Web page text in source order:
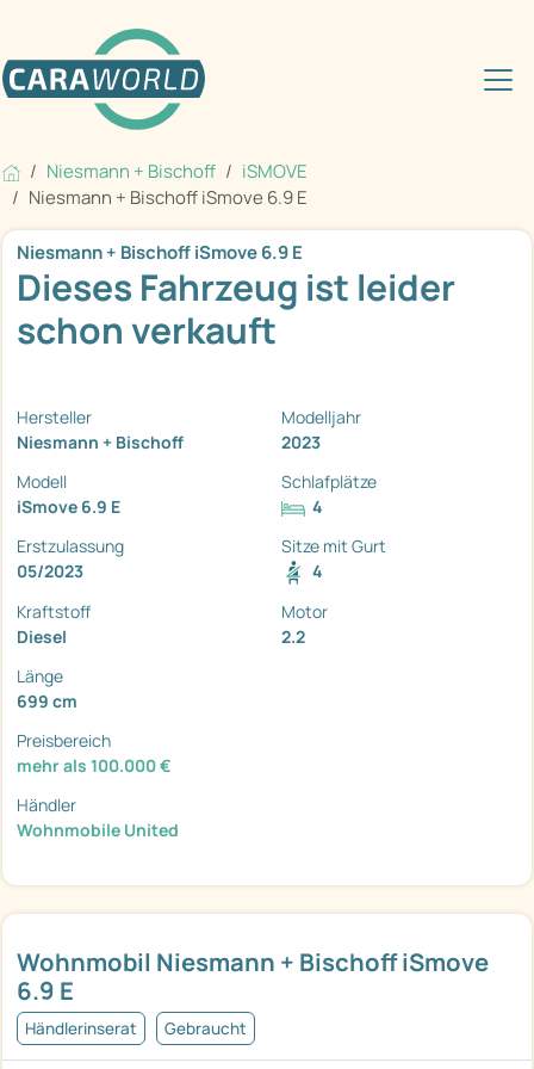
Niesmann + Bischoff
iSMOVE
Niesmann + Bischoff iSmove 6.9 E
Wohnmobil Niesmann + Bischoff iSmove
6.9 E
Händlerinserat Gebraucht
Niesmann + Bischoff iSmove 6.9 E
Dieses Fahrzeug ist leider
schon verkauft
Hersteller
Niesmann + Bischoff
Modelljahr
2023
Modell
iSmove 6.9 E
Schlafplätze
4
Erstzulassung
05/2023
Sitze mit Gurt
4
Kraftstoff
Diesel
Motor
2.2
Länge
699 cm
Preisbereich
mehr als 100.000 €
Händler
Wohnmobile United